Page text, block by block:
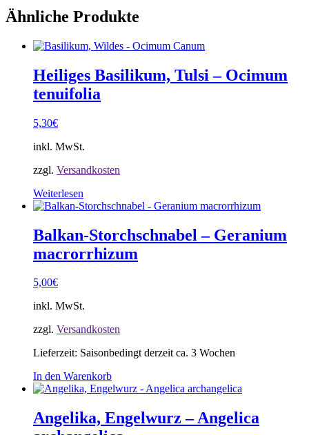
Ähnliche Produkte
Heiliges Basilikum, Tulsi – Ocimum
tenuifolia
5,30€
inkl. MwSt.
zzgl. Versandkosten
Weiterlesen
Balkan-Storchschnabel – Geranium
macrorrhizum
5,00€
inkl. MwSt.
zzgl. Versandkosten
Lieferzeit: Saisonbedingt derzeit ca. 3 Wochen
In den Warenkorb
Angelika, Engelwurz – Angelica